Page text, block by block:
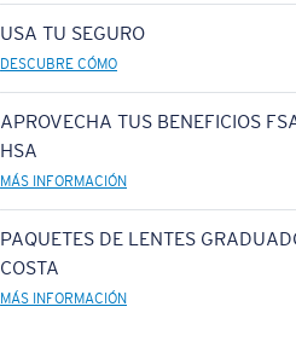
USA TU SEGURO
DESCUBRE CÓMO
APROVECHA TUS BENEFICIOS
HSA
MÁS INFORMACIÓN
PAQUETES DE LENTES
COSTA
MÁS INFORMACIÓN